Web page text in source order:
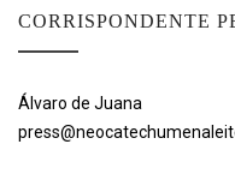
CORRISPONDENTE
Álvaro de Juana